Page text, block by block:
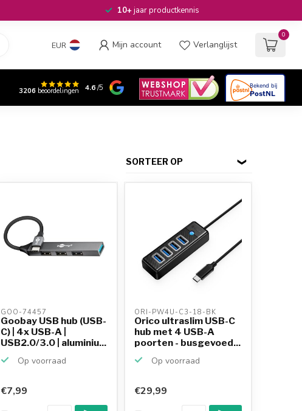
10+jaar productkennis
EUR Mijn account Verlanglijst
0
3206 beoordelingen 4.6/5
SORTEER OP
GOO-74457
Goobay USB hub (USB-
C) | 4x USB-A |
USB2.0/3.0 | aluminiu...
Op voorraad
€7,99
ORI-PW4U-C3-18-BK
Orico ultraslim USB-C
hub met 4 USB-A
poorten - busgevoed...
Op voorraad
€29,99